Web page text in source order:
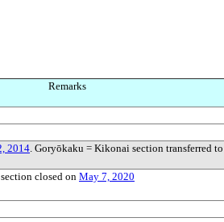
Remarks
2014. Goryōkaku = Kikonai section transferred
closed onMay 7, 2020